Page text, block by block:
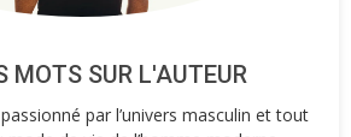
MOTS SUR L'AUTEUR
par l’univers masculin et tout